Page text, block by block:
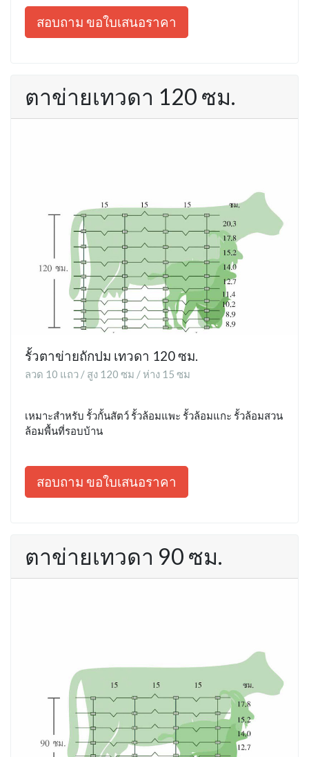
สอบถาม ขอใบเสนอราคา
ตาข่ายเทวดา 120 ซม.
รั้วตาข่ายถักปม เทวดา 120 ซม.
ลวด 10 แถว / สูง 120 ซม / ห่าง 15 ซม
เหมาะสำหรับ รั้วกั้นสัตว์ รั้วล้อมแพะ รั้วล้อมแกะ รั้วล้อมสวน
ล้อมพื้นที่รอบบ้าน
สอบถาม ขอใบเสนอราคา
ตาข่ายเทวดา 90 ซม.